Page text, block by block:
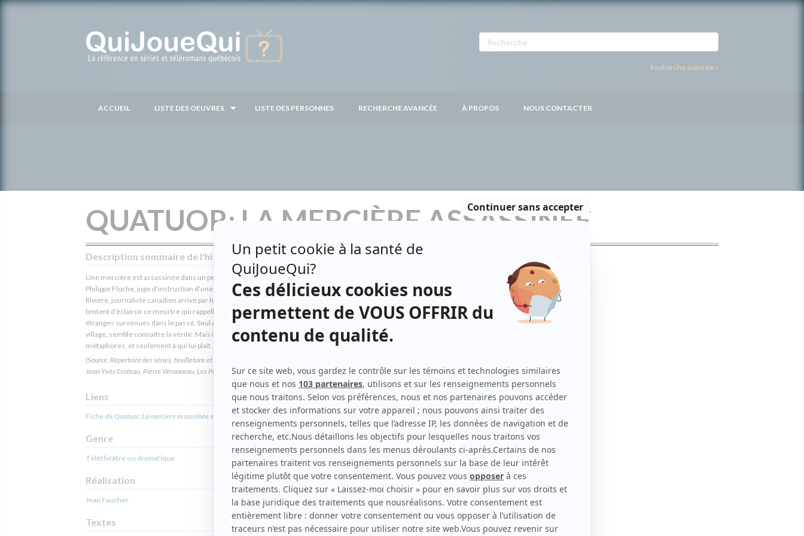
Recherche avancée »
ACCUEIL LISTE DES OEUVRES LISTE DES PERSONNES RECHERCHE AVANCÉE À PROPOS NOUS CONTACTER
QUATUOR: LA MERCIÈRE ASSASSINÉE
Description sommaire de l'histoire
Une mercière est assassinée dans un petit village français.
Philippe Floche, juge d'instruction d'une folle ambition, et Jean
Rivière, journaliste canadien arrivé par hasard sur les lieux,
tentent d'éclaircir ce meurtre qui rappelle maintes morts
étranges survenues dans le passé. Seul Achille, le fou du
village, semble connaître la vérité. Mais il ne parle que par
métaphores, et seulement à qui lui plaît.
(Source: Répertoire des séries, feuilletons et téléromans québécois,
Jean-Yves Croteau, Pierre Véronneau, Les Publications du Québec)
Liens
Fiche deQuatuor: La mercière assassinée sur Showbizz.net
Genre
Téléthéâtre ou dramatique
Réalisation
Jean Faucher
Textes
Distribution
Benoît Girard(Jean Rivière)
Colette Devlin(Vicki)
Lucie de Vienne(La marquise
Gaétane Laniel(Maria)
Margot Campbell(Adélaïde )
Robert Desroches
Un policier
Henri Deyglun( Le garagiste
)
Denise Proulx(Une dame)
Jean Rafa(Un voyageur de commerce)
Phyllis Carter( Rôle inconnu)
Gaston Dauriac(Rôle inconnu)
Pascal Rollin
Claudine Thibaudeau(Rôle inconnu)